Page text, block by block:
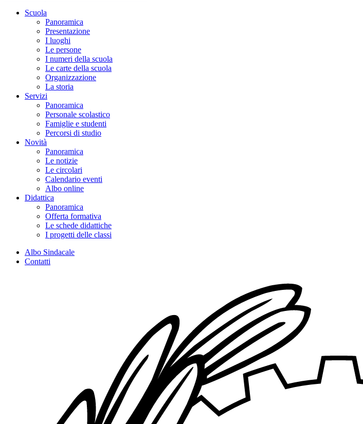
Scuola
Panoramica
Presentazione
I luoghi
Le persone
I numeri della scuola
Le carte della scuola
Organizzazione
La storia
Servizi
Panoramica
Personale scolastico
Famiglie e studenti
Percorsi di studio
Novità
Panoramica
Le notizie
Le circolari
Calendario eventi
Albo online
Didattica
Panoramica
Offerta formativa
Le schede didattiche
I progetti delle classi
Albo Sindacale
Contatti